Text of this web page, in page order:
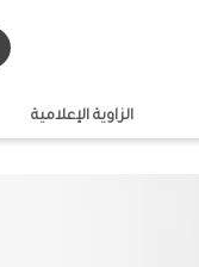
الزاوية الإعلامية